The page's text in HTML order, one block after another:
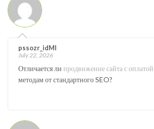
pssozr_idMl
July 22, 2026
Отличается ли продвижение сайта с оплатой
методам от стандартного SEO?